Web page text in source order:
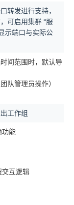
转发进行支持，
可启用集群 “服
示端口与实际公
间范围时，默认导
队管理员操作）
工作组
功能
交互逻辑